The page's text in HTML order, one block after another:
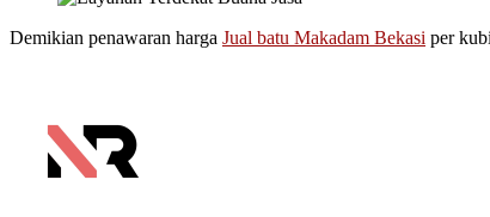
Demikian penawaran harga Jual batu Makadam Bekasi per